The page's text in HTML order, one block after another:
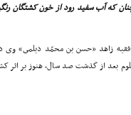
چنان که آب سفید رود از خون
زاهد «حسن بن محمّد دیلمى» وى در
بعد از گذشت صد سال، هنوز بر